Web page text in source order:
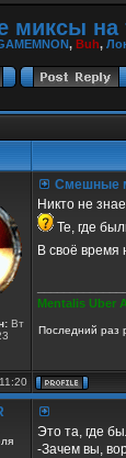
миксы на
, Buh,
Вт
Смешные
Никто не
Те, где
В своё время
Mentalis Uber
Последний раз
Это та, где
-Зачем вы,